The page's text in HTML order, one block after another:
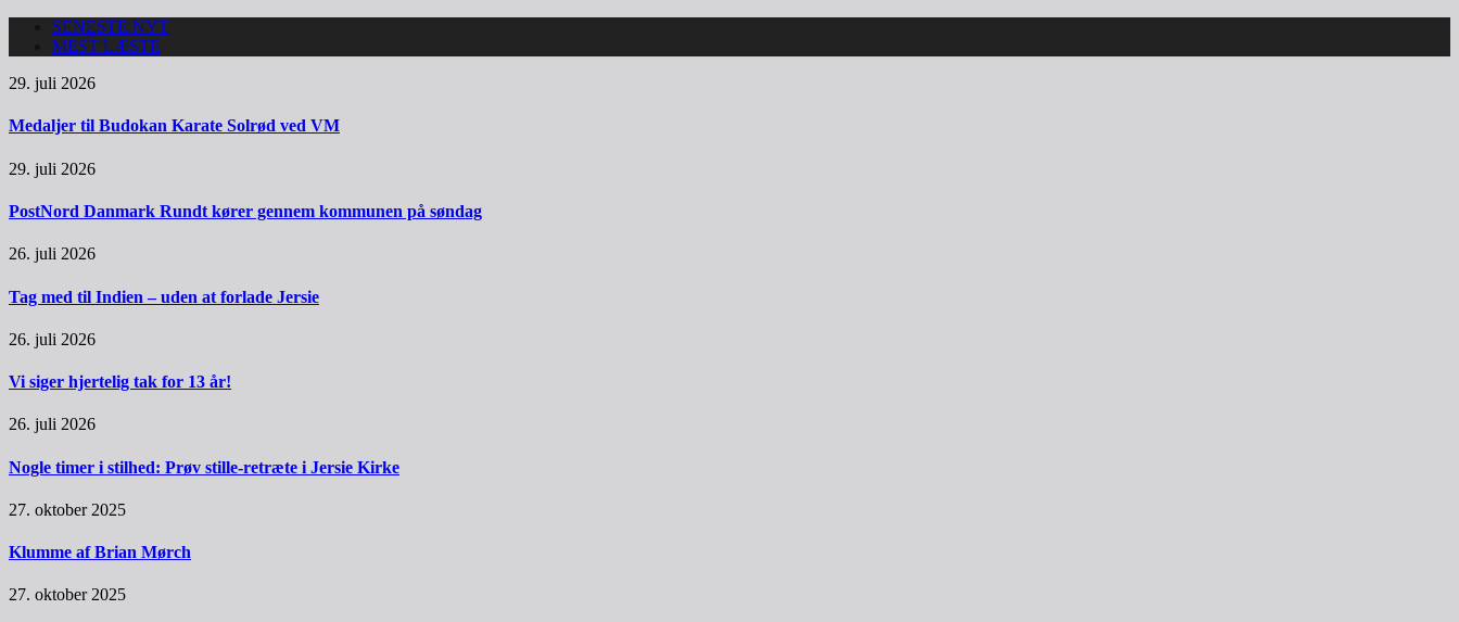
SENESTE NYT
MEST LÆSTE
29. juli 2026
Medaljer til Budokan Karate Solrød ved VM
29. juli 2026
PostNord Danmark Rundt kører gennem kommunen på søndag
26. juli 2026
Tag med til Indien – uden at forlade Jersie
26. juli 2026
Vi siger hjertelig tak for 13 år!
26. juli 2026
Nogle timer i stilhed: Prøv stille-retræte i Jersie Kirke
27. oktober 2025
Klumme af Brian Mørch
27. oktober 2025